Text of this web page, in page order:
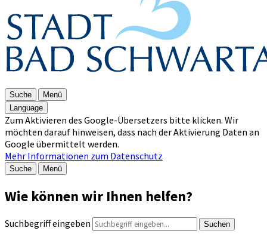
Suche
Menü
Language
Zum Aktivieren des Google-Übersetzers bitte klicken. Wir
möchten darauf hinweisen, dass nach der Aktivierung Daten an
Google übermittelt werden.
Mehr Informationen zum Datenschutz
Suche Menü
Wie können wir Ihnen helfen?
Suchbegriff eingeben Suchen